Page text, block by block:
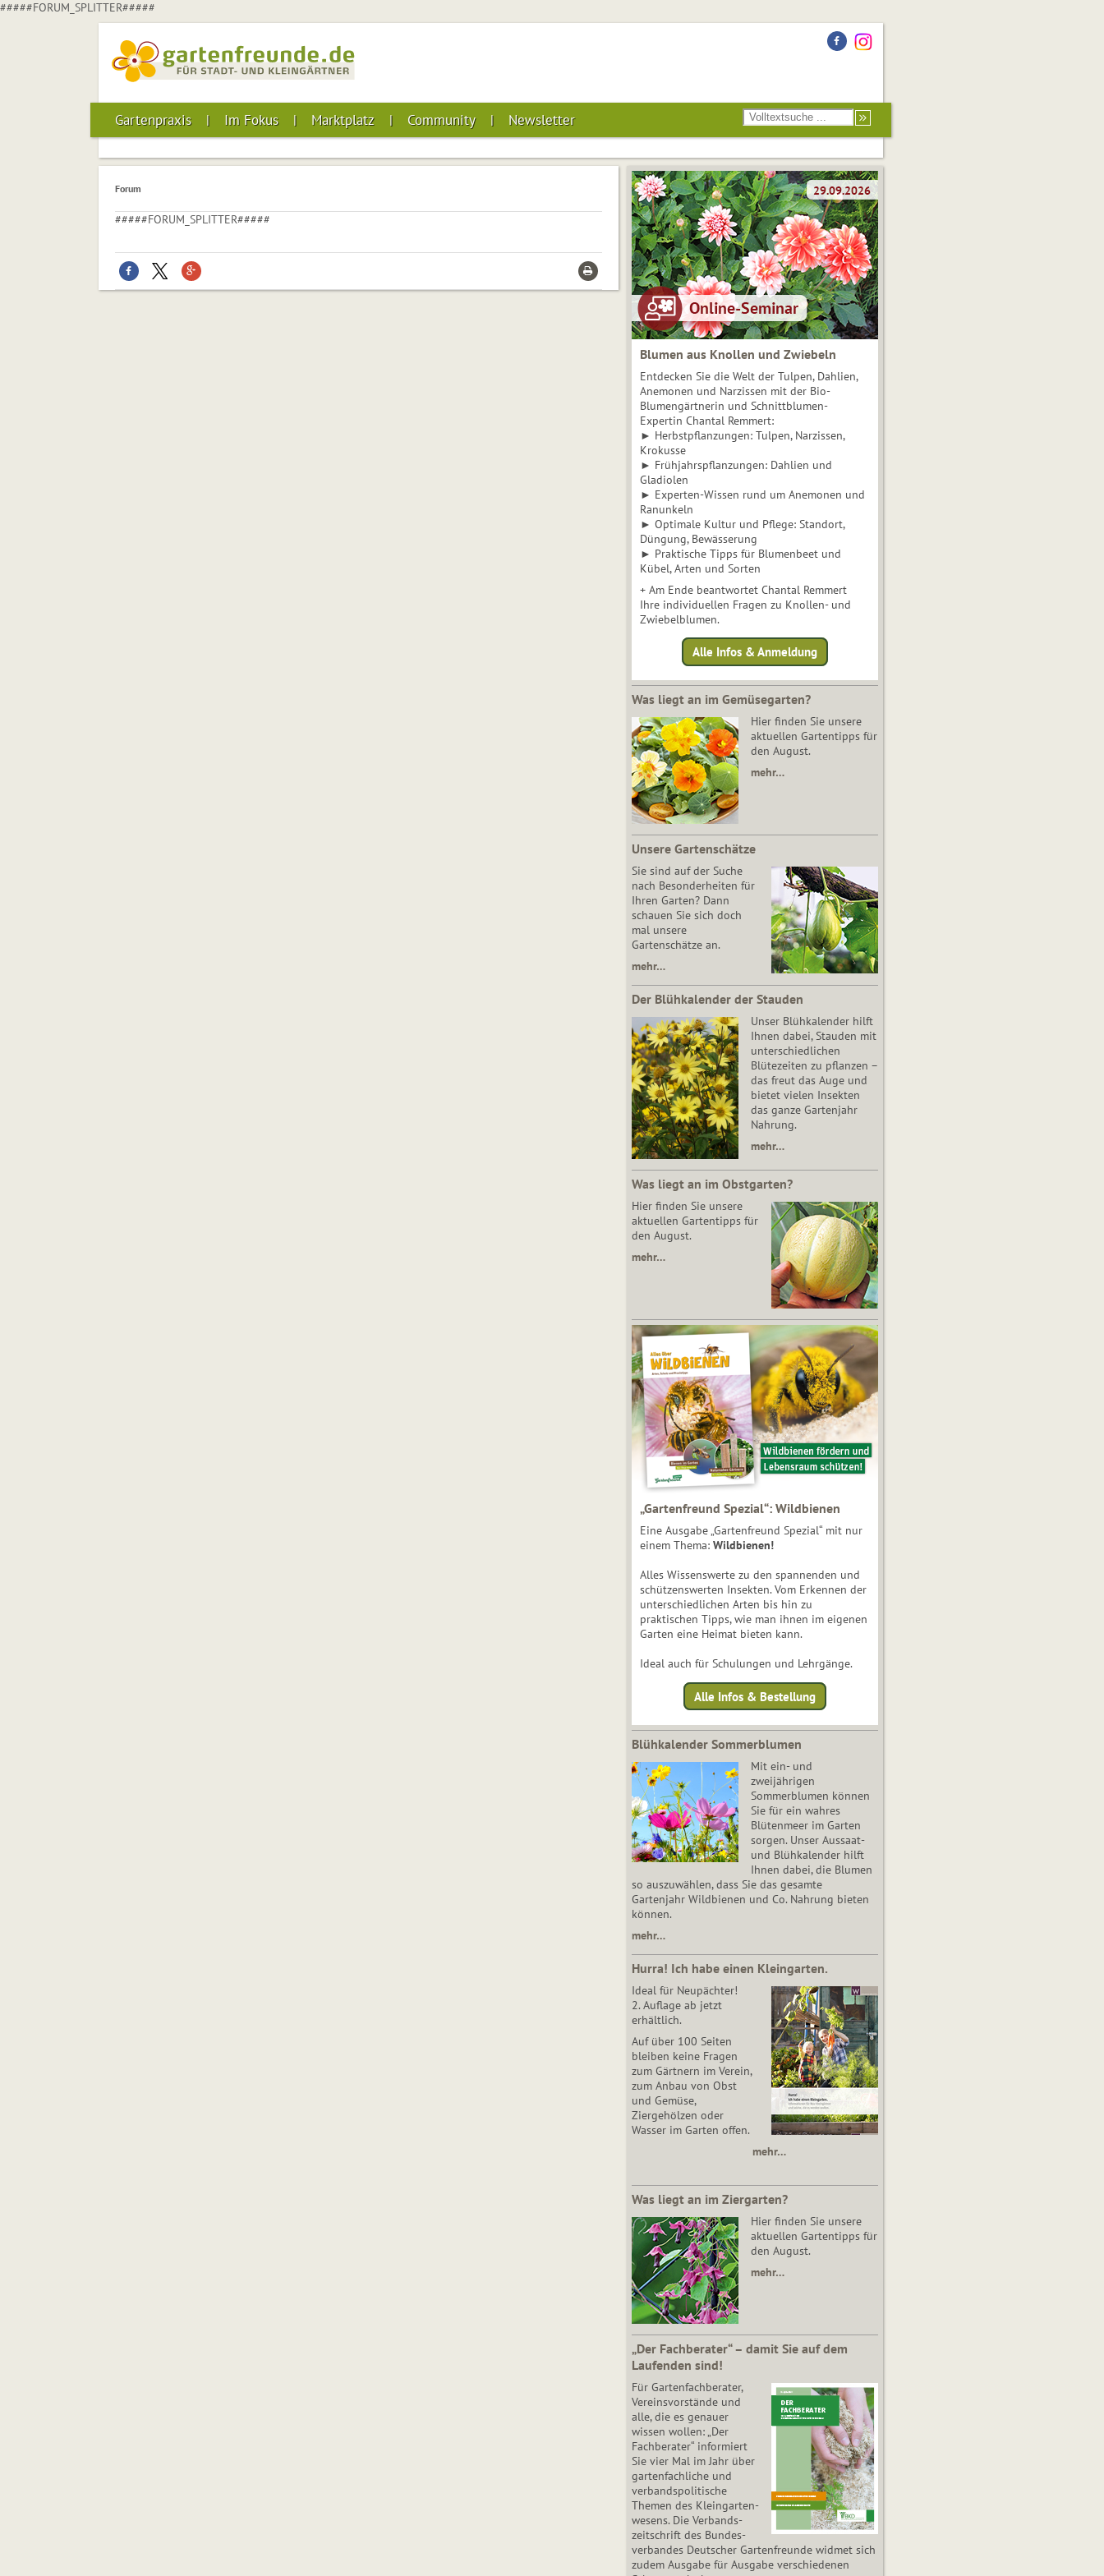
#####FORUM_SPLITTER#####
Gartenpraxis Im Fokus Marktplatz Community Newsletter
Forum
#####FORUM_SPLITTER#####
Blumen aus Knollen und Zwiebeln
Entdecken Sie die Welt der Tulpen, Dahlien,
Anemonen und Narzissen mit der Bio-
Blumengärtnerin und Schnittblumen-
Expertin Chantal Remmert:
► Herbstpflanzungen: Tulpen, Narzissen,
Krokusse
► Frühjahrspflanzungen: Dahlien und
Gladiolen
► Experten-Wissen rund um Anemonen und
Ranunkeln
► Optimale Kultur und Pflege: Standort,
Düngung, Bewässerung
► Praktische Tipps für Blumenbeet und
Kübel, Arten und Sorten
+ Am Ende beantwortet Chantal Remmert
Ihre individuellen Fragen zu Knollen- und
Zwiebelblumen.
Alle Infos & Anmeldung
Was liegt an im Gemüsegarten?
Hier finden Sie unsere
aktuellen Gartentipps für
den August.
mehr…
Unsere Gartenschätze
Sie sind auf der Suche
nach Besonderheiten für
Ihren Garten? Dann
schauen Sie sich doch
mal unsere
Gartenschätze an.
mehr…
Der Blühkalender der Stauden
Unser Blühkalender hilft
Ihnen dabei, Stauden mit
unterschiedlichen
Blütezeiten zu pflanzen –
das freut das Auge und
bietet vielen Insekten
das ganze Gartenjahr
Nahrung.
mehr…
Was liegt an im Obstgarten?
Hier finden Sie unsere
aktuellen Gartentipps für
den August.
mehr…
„Gartenfreund Spezial“: Wildbienen
Eine Ausgabe „Gartenfreund Spezial“ mit nur
einem Thema: Wildbienen!
Alles Wissenswerte zu den spannenden und
schützenswerten Insekten. Vom Erkennen der
unterschiedlichen Arten bis hin zu
praktischen Tipps, wie man ihnen im eigenen
Garten eine Heimat bieten kann.
Ideal auch für Schulungen und Lehrgänge.
Alle Infos & Bestellung
Blühkalender Sommerblumen
Mit ein- und
zweijährigen
Sommerblumen können
Sie für ein wahres
Blütenmeer im Garten
sorgen. Unser Aussaat-
und Blühkalender hilft
Ihnen dabei, die Blumen
so auszuwählen, dass Sie das gesamte
Gartenjahr Wildbienen und Co. Nahrung bieten
können.
mehr…
Hurra! Ich habe einen Kleingarten.
Ideal für Neupächter!
2. Auflage ab jetzt
erhältlich.
Auf über 100 Seiten
bleiben keine Fragen
zum Gärtnern im Verein,
zum Anbau von Obst
und Gemüse,
Ziergehölzen oder
Wasser im Garten offen.
mehr…
Was liegt an im Ziergarten?
Hier finden Sie unsere
aktuellen Gartentipps für
den August.
mehr…
„Der Fachberater“ – damit Sie auf dem
Laufenden sind!
Für Gartenfachberater,
Vereinsvorstände und
alle, die es genauer
wissen wollen: „Der
Fachberater“ informiert
Sie vier Mal im Jahr über
gartenfachliche und
verbandspolitische
Themen des Klein­gar­ten­
wesens. Die Ver­bands­
zeit­schrift des Bun­des­
ver­ban­des Deutscher Gartenfreunde widmet sich
zudem Ausgabe für Ausgabe verschiedenen